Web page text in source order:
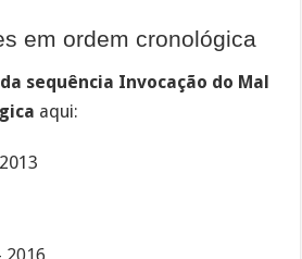
em ordem cronológica
sequência Invocação do Mal
aqui: